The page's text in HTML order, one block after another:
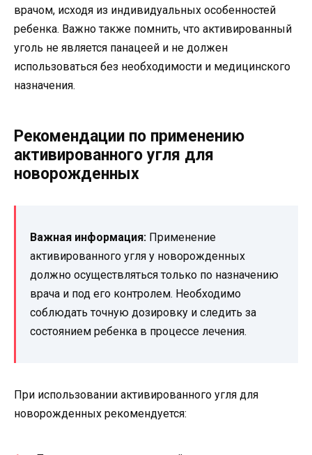
врачом, исходя из индивидуальных особенностей
ребенка. Важно также помнить, что активированный
уголь не является панацеей и не должен
использоваться без необходимости и медицинского
назначения.
Рекомендации по применению
активированного угля для
новорожденных
Важная информация: Применение
активированного угля у новорожденных
должно осуществляться только по назначению
врача и под его контролем. Необходимо
соблюдать точную дозировку и следить за
состоянием ребенка в процессе лечения.
При использовании активированного угля для
новорожденных рекомендуется: